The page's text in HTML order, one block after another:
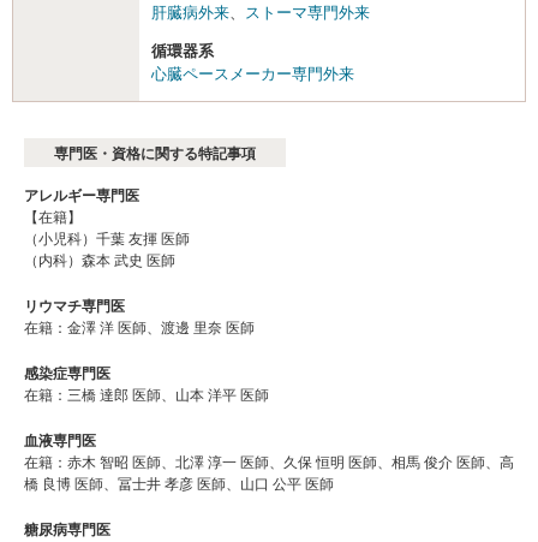
肝臓病外来、 ストーマ専門外来
循環器系
心臓ペースメーカー専門外来
専門医・資格に関する特記事項
アレルギー専門医
【在籍】
（小児科）千葉 友揮 医師
（内科）森本 武史 医師
リウマチ専門医
在籍：金澤 洋 医師、渡邊 里奈 医師
感染症専門医
在籍：三橋 達郎 医師、⼭本 洋平 医師
血液専門医
在籍：赤木 智昭 医師、北澤 淳一 医師、久保 恒明 医師、相馬 俊介 医師、高
橋 良博 医師、冨士井 孝彦 医師、山口 公平 医師
糖尿病専門医